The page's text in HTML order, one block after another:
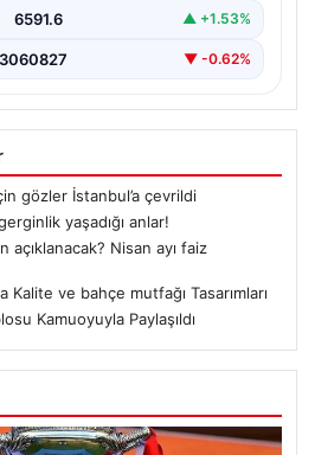
6591.6 ▲ +1.53%
3060827 ▼ -0.62%
gözler İstanbul’a çevrildi
yaşadığı anlar!
açıklanacak? Nisan ayı faiz
Kalite ve bahçe mutfağı Tasarımları
Kamuoyuyla Paylaşıldı